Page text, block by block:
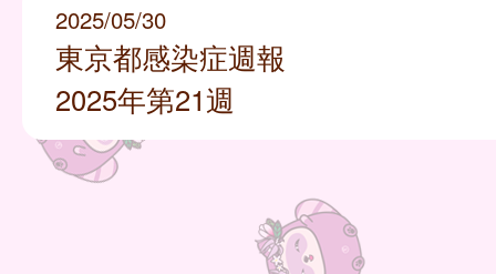
2025/05/30
東京都感染症週報
2025年第21週